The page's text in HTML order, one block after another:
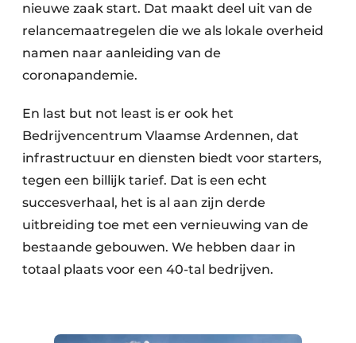
nieuwe zaak start. Dat maakt deel uit van de
relancemaatregelen die we als lokale overheid
namen naar aanleiding van de
coronapandemie.
En last but not least is er ook het
Bedrijvencentrum Vlaamse Ardennen, dat
infrastructuur en diensten biedt voor starters,
tegen een billijk tarief. Dat is een echt
succesverhaal, het is al aan zijn derde
uitbreiding toe met een vernieuwing van de
bestaande gebouwen. We hebben daar in
totaal plaats voor een 40-tal bedrijven.